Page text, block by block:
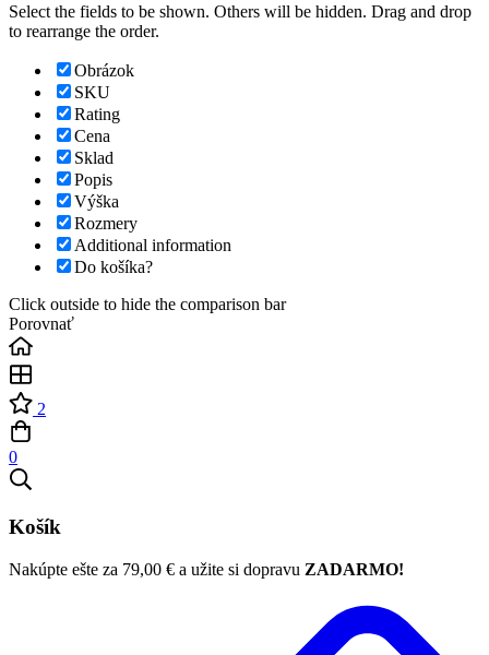
Select the fields to be shown. Others will be hidden. Drag and drop
to rearrange the order.
Obrázok
SKU
Rating
Cena
Sklad
Popis
Výška
Rozmery
Additional information
Do košíka?
Click outside to hide the comparison bar
Porovnať
2
0
Košík
Nakúpte ešte za 79,00 € a užite si dopravu ZADARMO!